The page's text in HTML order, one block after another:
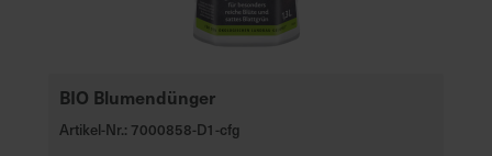
BIO Blumendünger
Artikel-Nr.: 7000858-D1-cfg